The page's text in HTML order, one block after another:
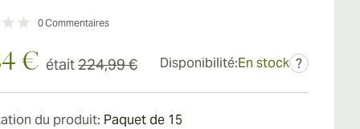
0Commentaires
€ était224,99 € Disponibilité:En stock ?
du produit: Paquet de 15